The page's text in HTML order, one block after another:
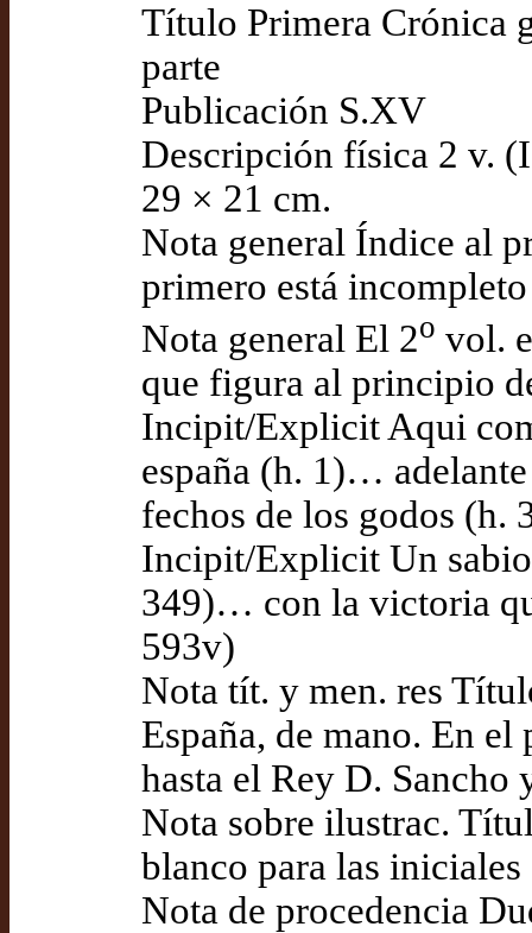
Título Primera Crónica
parte
Publicación S.XV
Descripción física 2 v.
29 × 21 cm.
Nota general Índice al
primero está incompleto
Nota general El 2o vol.
que figura al principio
Incipit/Explicit Aqui
españa (h. 1)…
fechos de los godos (h.
Incipit/Explicit Un
349)… con la victoria
593v)
Nota tít. y men. res
España, de mano. En
hasta el Rey D. Sancho
Nota sobre ilustrac.
blanco para las iniciales
Nota de procedencia